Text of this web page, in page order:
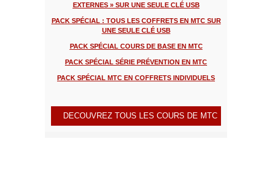
EXTERNES » SUR UNE SEULE CLÉ USB
PACK SPÉCIAL : TOUS LES COFFRETS EN MTC SUR
UNE SEULE CLÉ USB
PACK SPÉCIAL COURS DE BASE EN MTC
PACK SPÉCIAL SÉRIE PRÉVENTION EN MTC
PACK SPÉCIAL MTC EN COFFRETS INDIVIDUELS
DECOUVREZ TOUS LES COURS DE MTC